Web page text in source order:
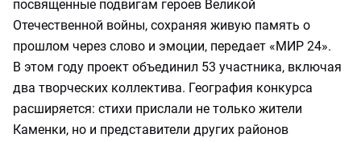
посвященные подвигам героев Великой
Отечественной войны, сохраняя живую память о
прошлом через слово и эмоции, передает «МИР 24».
В этом году проект объединил 53 участника, включая
два творческих коллектива. География конкурса
расширяется: стихи прислали не только жители
Каменки, но и представители других районов